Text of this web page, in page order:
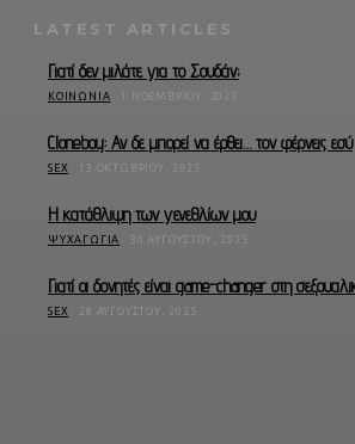
LATEST ARTICLES
Γιατί δεν μιλάτε για το Σουδάν;
ΚΟΙΝΩΝΊΑ 1 ΝΟΕΜΒΡΊΟΥ, 2025
Cloneboy: Αν δε μπορεί να έρθει… τον φέρνεις εσύ
SEX 13 ΟΚΤΩΒΡΊΟΥ, 2025
Η κατάθλιψη των γενεθλίων μου
ΨΥΧΑΓΩΓΊΑ 30 ΑΥΓΟΎΣΤΟΥ, 2025
Γιατί οι δονητές είναι game-changer στη
SEX 28 ΑΥΓΟΎΣΤΟΥ, 2025